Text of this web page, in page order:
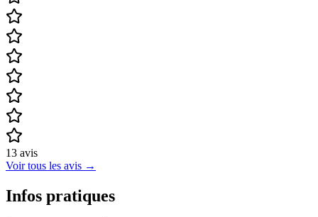
13 avis
Voir tous les avis →
Infos pratiques